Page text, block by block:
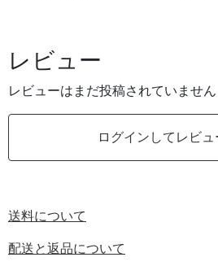
レビュー
レビューはまだ投稿されていません
ログインしてレビ
送料について
配送と返品について